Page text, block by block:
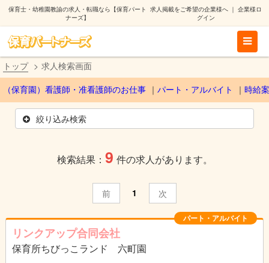
保育士・幼稚園教諭の求人・転職なら【保育パート
ナーズ】
求人掲載をご希望の企業様へ｜ 企業様ロ
グイン
トップ 求人検索画面
（保育園）看護師・准看護師のお仕事 パート・アルバイト 時給
絞り込み検索
検索結果： 9 件の求人があります。
前 1 次
パート・アルバイト
リンクアップ合同会社
保育所ちびっこランド 六町園